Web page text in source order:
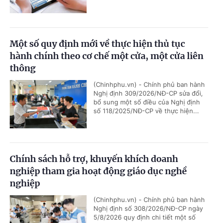
Một số quy định mới về thực hiện thủ tục
hành chính theo cơ chế một cửa, một cửa liên
thông
(Chinhphu.vn) - Chính phủ ban hành
Nghị định 309/2026/NĐ-CP sửa đổi,
bổ sung một số điều của Nghị định
số 118/2025/NĐ-CP về thực hiện...
Chính sách hỗ trợ, khuyến khích doanh
nghiệp tham gia hoạt động giáo dục nghề
nghiệp
(Chinhphu.vn) - Chính phủ ban hành
Nghị định số 308/2026/NĐ-CP ngày
5/8/2026 quy định chi tiết một số